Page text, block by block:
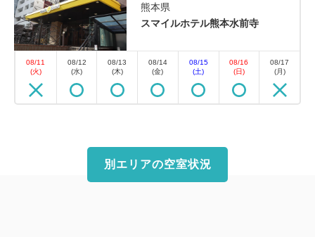
熊本県
スマイルホテル熊本水前寺
08/11
(火)
08/12
(水)
08/13
(木)
08/14
(金)
08/15
(土)
08/16
(日)
08/17
(月)
別エリアの空室状況